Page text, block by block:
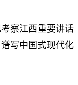
察江西重要讲话
写中国式现代化